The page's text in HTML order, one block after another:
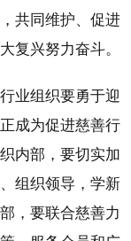
共同维护、促进
复兴努力奋斗。
业组织要勇于迎
成为促进慈善行
内部，要切实加
组织领导，学新
，要联合慈善力